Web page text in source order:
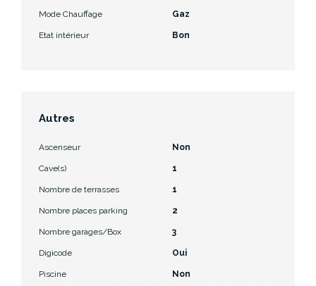
Mode Chauffage Gaz
Etat intérieur Bon
Autres
Ascenseur Non
Cave(s) 1
Nombre de terrasses 1
Nombre places parking 2
Nombre garages/Box 3
Digicode Oui
Piscine Non